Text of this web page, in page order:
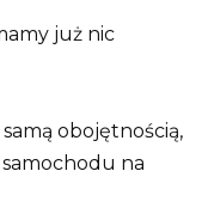
już nic
obojętnością,
na